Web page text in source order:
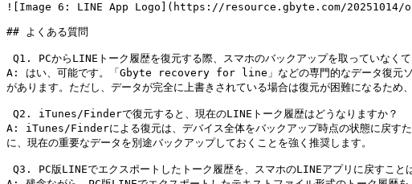
![Image 6: LINE App Logo](https://resource.gbyte.com/
## よくある質問
A: はい、可能です。「Gbyte recovery for line」などの専門的なデータ復元ソフ
があります。ただし、データが完全に上書きされている場合は復元が困難になるため
A: iTunes/Finderによる復元は、デバイス全体をバックアップ時点の状態に戻すた
に、現在の重要なデータを別途バックアップしておくことを強く推奨します。